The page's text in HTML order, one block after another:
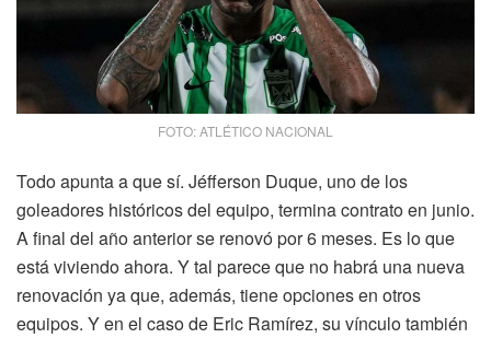
FOTO: ATLÉTICO NACIONAL
Todo apunta a que sí. Jéfferson Duque, uno de los
goleadores históricos del equipo, termina contrato en junio.
A final del año anterior se renovó por 6 meses. Es lo que
está viviendo ahora. Y tal parece que no habrá una nueva
renovación ya que, además, tiene opciones en otros
equipos. Y en el caso de Eric Ramírez, su vínculo también